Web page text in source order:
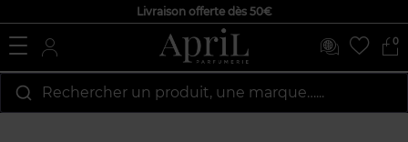
Livraison offerte dès 50€
0
Rechercher un produit, une marque…...